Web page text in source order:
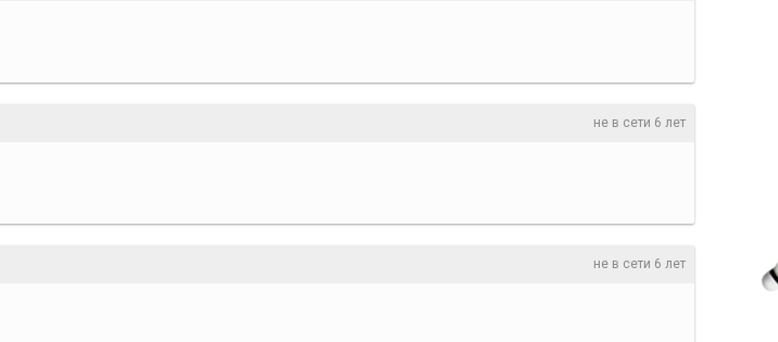
не в сети 6 лет
не в сети 6 лет